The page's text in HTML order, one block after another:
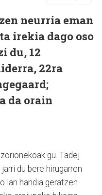
neurria eman
irekia dago oso
du, 12
22ra
da orain
gu. Tadej
du bere hirugarren
lan handia geratzen